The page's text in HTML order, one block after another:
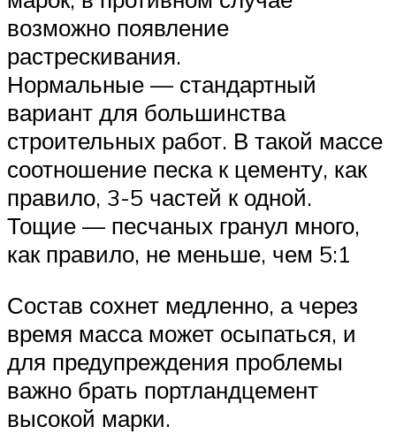
возможно появление
растрескивания.
Нормальные — стандартный
вариант для большинства
строительных работ. В такой массе
соотношение песка к цементу, как
правило, 3-5 частей к одной.
Тощие — песчаных гранул много,
как правило, не меньше, чем 5:1
Состав сохнет медленно, а через
время масса может осыпаться, и
для предупреждения проблемы
важно брать портландцемент
высокой марки.